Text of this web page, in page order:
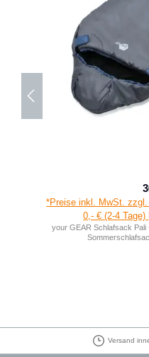
*Preise inkl. MwSt.
0,- € (2-4
your GEAR Schlafsack
Versand